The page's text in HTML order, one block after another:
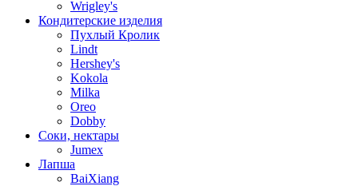
Wrigley's
Кондитерские изделия
Пухлый Кролик
Lindt
Hershey's
Kokola
Milka
Oreo
Dobby
Соки, нектары
Jumex
Лапша
BaiXiang